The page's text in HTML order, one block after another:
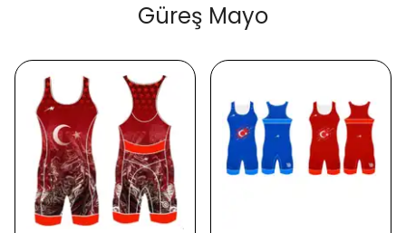
Güreş Mayo